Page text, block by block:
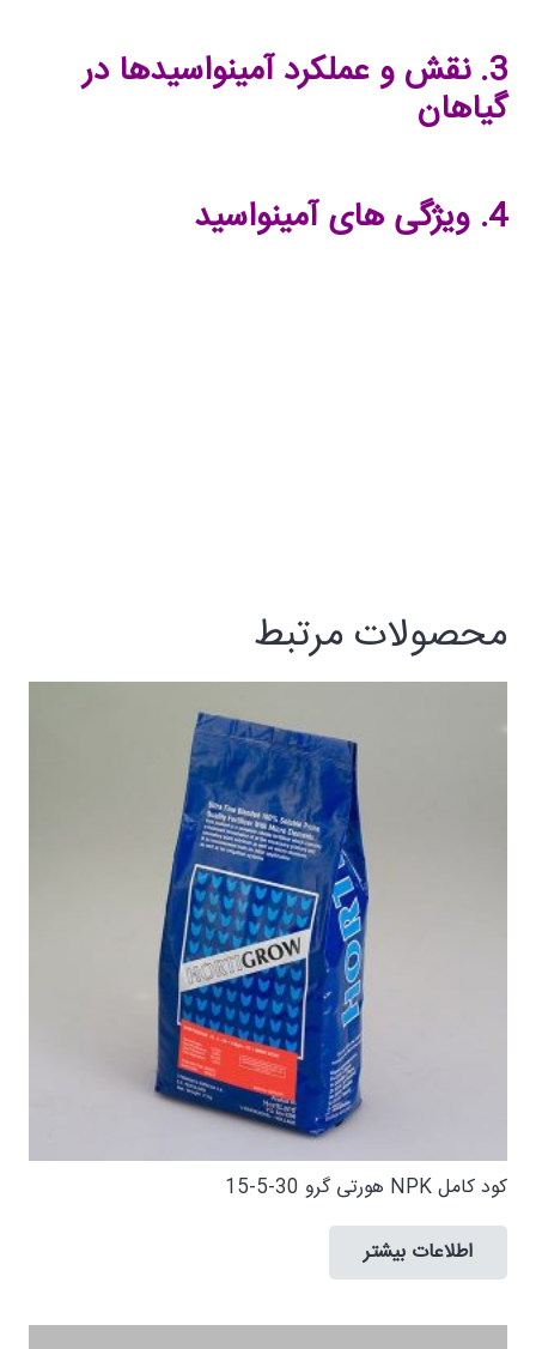
3. نقش و عملکرد آمینواسیدها در
گیاهان
4. ویژگی های آمینواسید
محصولات مرتبط
کود کامل NPK هورتی گرو 30-5-15
اطلاعات بیشتر